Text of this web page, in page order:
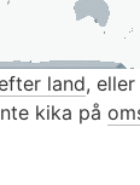
land, eller
kika på